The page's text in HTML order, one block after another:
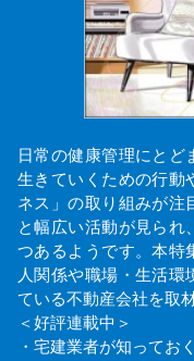
日常の健康管理にとど
生きていくための行動
ネス」の取り組みが
と幅広い活動が見られ
つあるようです。本特
人関係や職場・生活環
ている不動産会社を取
＜好評連載中＞
・宅建業者が知ってお